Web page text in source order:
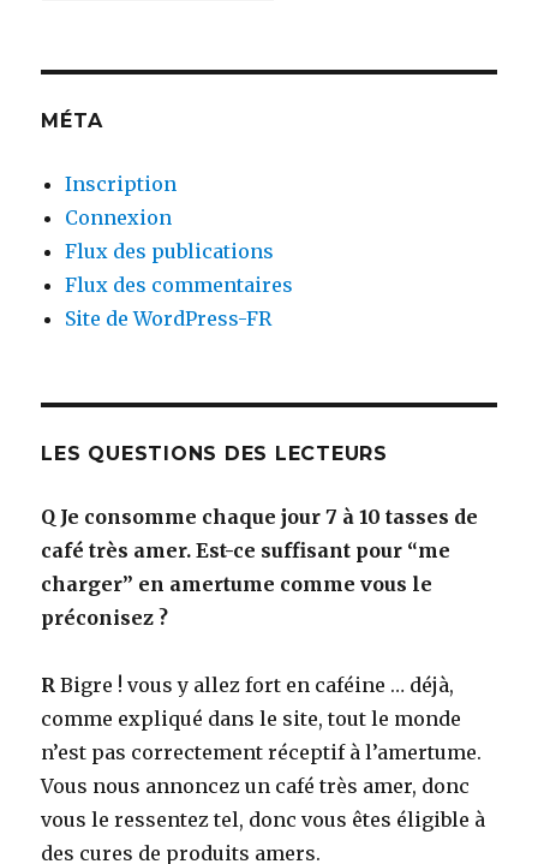
MÉTA
Inscription
Connexion
Flux des publications
Flux des commentaires
Site de WordPress-FR
LES QUESTIONS DES LECTEURS
Q Je consomme chaque jour 7 à 10 tasses de
café très amer. Est-ce suffisant pour “me
charger” en amertume comme vous le
préconisez ?
RBigre ! vous y allez fort en caféine … déjà,
comme expliqué dans le site, tout le monde
n’est pas correctement réceptif à l’amertume.
Vous nous annoncez un café très amer, donc
vous le ressentez tel, donc vous êtes éligible à
des cures de produits amers.